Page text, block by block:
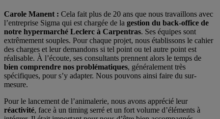
Carole Manent : Cela fait plus de 20 ans que nous travaillons avec
l’entreprise Sigma qui est chargée de la gestion du back-office de
notre hypermarché Leclerc à Carpentras. Ses équipes sont
extrêmement souples. Pour chaque projet, nous établissons le cahier
des charges et leur demandons si tel point ou tel autre point est
réalisable. À l’écoute, ses consultants prennent alors le temps de
bien comprendre nos problématiques, généralement très
spécifiques, pour s’y adapter. Nous pouvons ainsi faire du sur-
mesure.
Pour le lancement de l’animalerie, nous avons apprécié leur
réactivité, face à un timing serré et un fort volume d’éléments à